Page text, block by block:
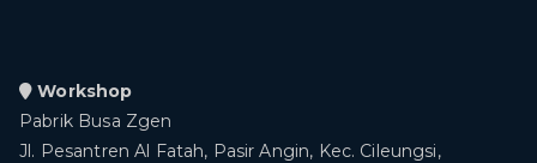
Workshop
Pabrik Busa Zgen
Jl. Pesantren Al Fatah, Pasir Angin, Kec. Cileungsi,